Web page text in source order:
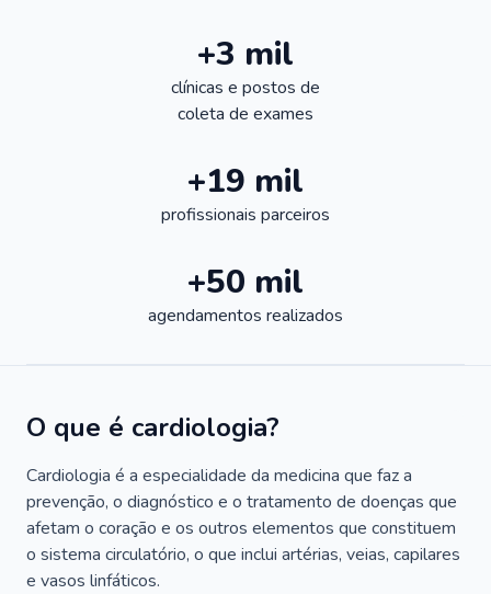
+3 mil
clínicas e postos de
coleta de exames
+19 mil
profissionais parceiros
+50 mil
agendamentos realizados
O que é cardiologia?
Cardiologia é a especialidade da medicina que faz a
prevenção, o diagnóstico e o tratamento de doenças que
afetam o coração e os outros elementos que constituem
o sistema circulatório, o que inclui artérias, veias, capilares
e vasos linfáticos.